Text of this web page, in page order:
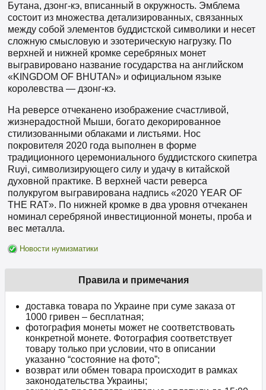
Бутана, дзонг-кэ, вписанный в окружность. Эмблема
состоит из множества детализированных, связанных
между собой элементов буддистской символики и несет
сложную смысловую и эзотерическую нагрузку. По
верхней и нижней кромке серебряных монет
выгравировано название государства на английском
«KINGDOM OF BHUTAN» и официальном языке
королевства — дзонг-кэ.
На реверсе отчеканено изображение счастливой,
жизнерадостной Мыши, богато декорированное
стилизованными облаками и листьями. Нос
покровителя 2020 года выполнен в форме
традиционного церемониального буддистского скипетра
Ruyi, символизирующего силу и удачу в китайской
духовной практике. В верхней части реверса
полукругом выгравирована надпись «2020 YEAR OF
THE RAT». По нижней кромке в два уровня отчеканен
номинал серебряной инвестиционной монеты, проба и
вес металла.
Новости нумизматики
Правила и примечания
доставка товара по Украине при суме заказа от
1000 гривен – бесплатная;
фотография монеты может не соответствовать
конкретной монете. Фотография соответствует
товару только при условии, что в описании
указанно “состояние на фото”;
возврат или обмен товара происходит в рамках
законодательства Украины;